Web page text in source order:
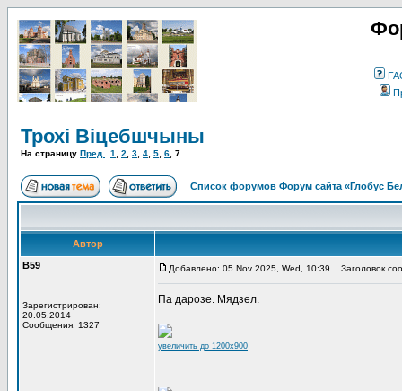
Трохі Віцебшчыны
На страницу Пред. 1 2 3 4 5 6 7
Список форумов Форум сайта «Глобус
Автор
В59
Зарегистрирован:
20.05.2014
Сообщения: 1327
Добавлено: 05 Nov 2025, Wed, 10:39 Заголовок
Па дарозе. Мядзел.
увеличить до 1200x900